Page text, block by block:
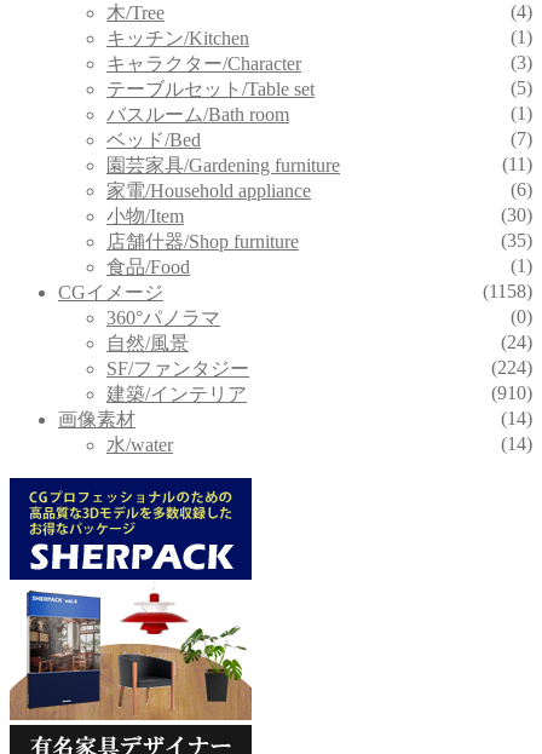
木/Tree
(4)
キッチン/Kitchen
(1)
キャラクター/Character
(3)
テーブルセット/Table set
(5)
バスルーム/Bath room
(1)
ベッド/Bed
(7)
園芸家具/Gardening furniture
(11)
家電/Household appliance
(6)
小物/Item
(30)
店舗什器/Shop furniture
(35)
食品/Food
(1)
CGイメージ
(1158)
360°パノラマ
(0)
自然/風景
(24)
SF/ファンタジー
(224)
建築/インテリア
(910)
画像素材
(14)
水/water
(14)